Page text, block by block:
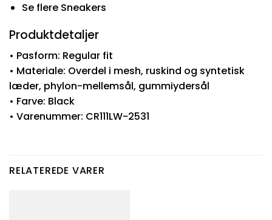
Se flere Sneakers
Produktdetaljer
• Pasform: Regular fit
• Materiale: Overdel i mesh, ruskind og syntetisk
læder, phylon-mellemsål, gummiydersål
• Farve: Black
• Varenummer: CR111LW-2531
RELATEREDE VARER